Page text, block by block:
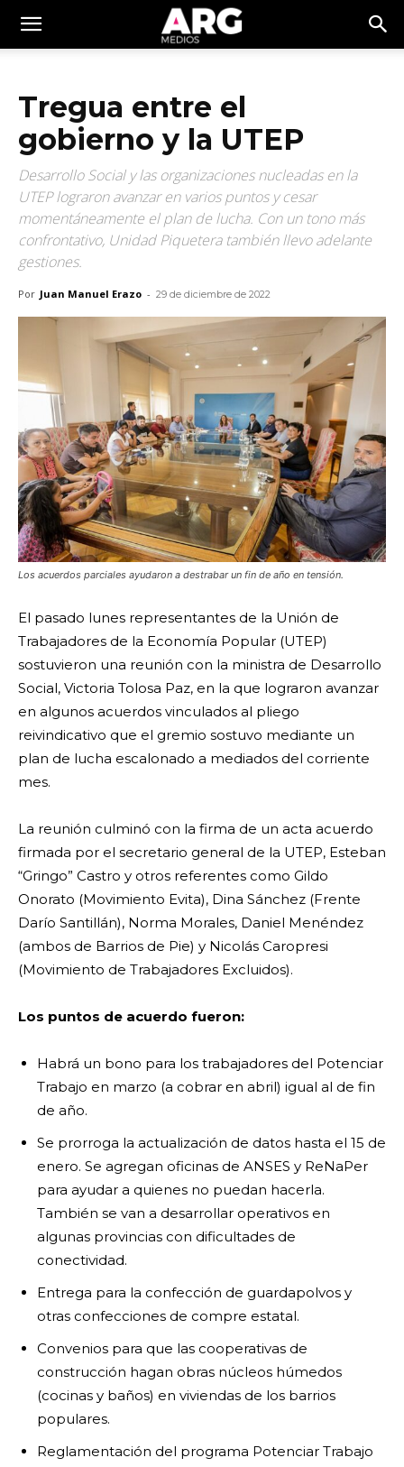
Tregua entre el
gobierno y la UTEP
Desarrollo Social y las organizaciones nucleadas en la
UTEP lograron avanzar en varios puntos y cesar
momentáneamente el plan de lucha. Con un tono más
confrontativo, Unidad Piquetera también llevo adelante
gestiones.
Por Juan Manuel Erazo - 29 de diciembre de 2022
Los acuerdos parciales ayudaron a destrabar un fin de año en tensión.
El pasado lunes representantes de la Unión de
Trabajadores de la Economía Popular (UTEP)
sostuvieron una reunión con la ministra de Desarrollo
Social, Victoria Tolosa Paz, en la que lograron avanzar
en algunos acuerdos vinculados al pliego
reivindicativo que el gremio sostuvo mediante un
plan de lucha escalonado a mediados del corriente
mes.
La reunión culminó con la firma de un acta acuerdo
firmada por el secretario general de la UTEP, Esteban
“Gringo” Castro y otros referentes como Gildo
Onorato (Movimiento Evita), Dina Sánchez (Frente
Darío Santillán), Norma Morales, Daniel Menéndez
(ambos de Barrios de Pie) y Nicolás Caropresi
(Movimiento de Trabajadores Excluidos).
Los puntos de acuerdo fueron:
Habrá un bono para los trabajadores del Potenciar
Trabajo en marzo (a cobrar en abril) igual al de fin
de año.
Se prorroga la actualización de datos hasta el 15 de
enero. Se agregan oficinas de ANSES y ReNaPer
para ayudar a quienes no puedan hacerla.
También se van a desarrollar operativos en
algunas provincias con dificultades de
conectividad.
Entrega para la confección de guardapolvos y
otras confecciones de compre estatal.
Convenios para que las cooperativas de
construcción hagan obras núcleos húmedos
(cocinas y baños) en viviendas de los barrios
populares.
Reglamentación del programa Potenciar Trabajo